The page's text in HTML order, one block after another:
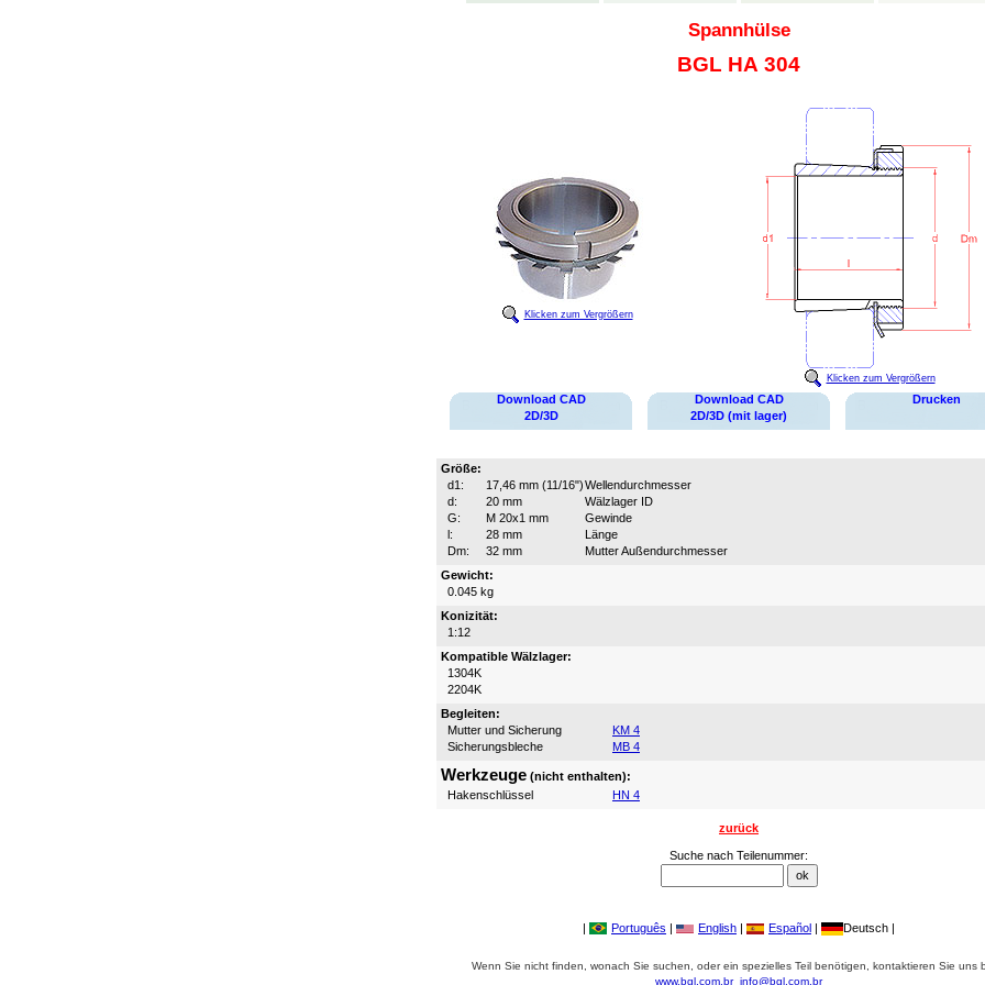
Spannhülse
BGL HA 304
Klicken zum Vergrößern
Klicken zum Vergrößern
Download CAD
2D/3D
Download CAD
2D/3D (mit lager)
Drucken
Größe:
d1:
17,46 mm (11/16")Wellendurchmesser
d:
20 mm
Wälzlager ID
G:
M 20x1 mm
Gewinde
l:
28 mm
Länge
Dm:
32 mm
Mutter Außendurchmesser
Gewicht:
0.045 kg
Konizität:
1:12
Kompatible Wälzlager:
1304K
2204K
Begleiten:
Mutter und Sicherung
KM 4
Sicherungsbleche
MB 4
Werkzeuge (nicht enthalten):
Hakenschlüssel
HN 4
zurück
Suche nach Teilenummer:
| Português | English | Español | Deutsch |
Wenn Sie nicht finden, wonach Sie suchen, oder ein spezielles Teil benötigen, kontaktieren Sie uns
www.bgl.com.br info@bgl.com.br